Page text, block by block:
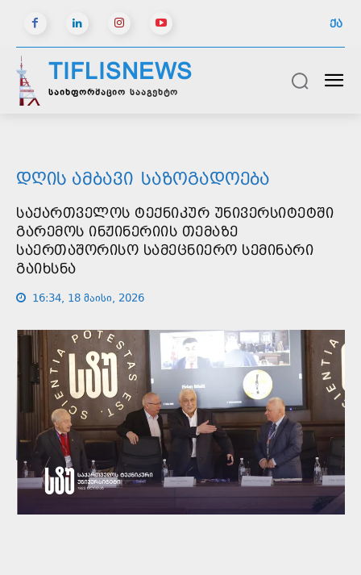
ᲥᲐ
TIFLISNEWS
საინფორმაციო სააგენტო
ᲓᲦᲘᲡ ᲐᲛᲑᲐᲕᲘ ᲡᲐᲖᲝᲒᲐᲓᲝᲔᲑᲐ
ᲡᲐᲥᲐᲠᲗᲕᲔᲚᲝᲡ ᲢᲔᲥᲜᲘᲙᲣᲠ ᲣᲜᲘᲕᲔᲠᲡᲘᲢᲔᲢᲨᲘ
ᲒᲐᲠᲔᲛᲝᲡ ᲘᲜᲟᲘᲜᲔᲠᲘᲘᲡ ᲗᲔᲛᲐᲖᲔ
ᲡᲐᲔᲠᲗᲐᲨᲝᲠᲘᲡᲝ ᲡᲐᲛᲔᲪᲜᲘᲔᲠᲝ ᲡᲔᲛᲘᲜᲐᲠᲘ
ᲒᲐᲘᲮᲡᲜᲐ
16:34, 18 მაისი, 2026